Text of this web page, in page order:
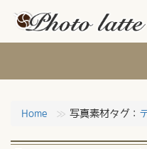
Home 写真素材タグ：